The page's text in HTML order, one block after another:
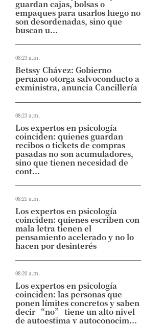
guardan cajas, bolsas o
empaques para usarlos luego no
son desordenadas, sino que
buscan u...
08:23 a.m.
Betssy Chávez: Gobierno
peruano otorga salvoconducto a
exministra, anuncia Cancillería
08:23 a.m.
Los expertos en psicología
coinciden: quienes guardan
recibos o tickets de compras
pasadas no son acumuladores,
sino que tienen necesidad de
cont...
08:21 a.m.
Los expertos en psicología
coinciden: quienes escriben con
mala letra tienen el
pensamiento acelerado y no lo
hacen por desinterés
08:20 a.m.
Los expertos en psicología
coinciden: las personas que
ponen límites concretos y saben
decir “no” tiene un alto nivel
de autoestima y autoconocim...